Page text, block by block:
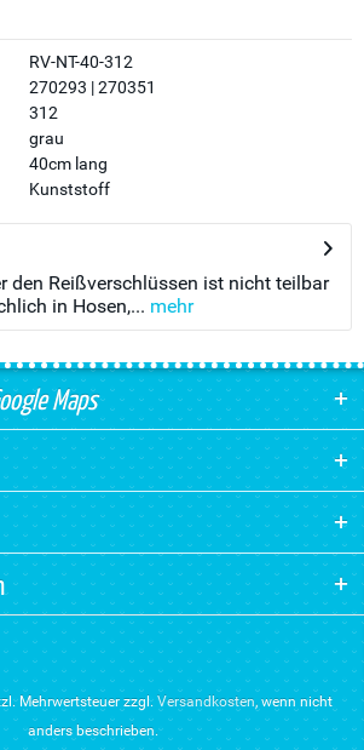
RV-NT-40-312
270293 | 270351
312
grau
40cm lang
Kunststoff
den Reißverschlüssen ist nicht teilbar
in Hosen,... mehr
Maps
Mehrwertsteuer zzgl. Versandkosten, wenn nicht
anders beschrieben.